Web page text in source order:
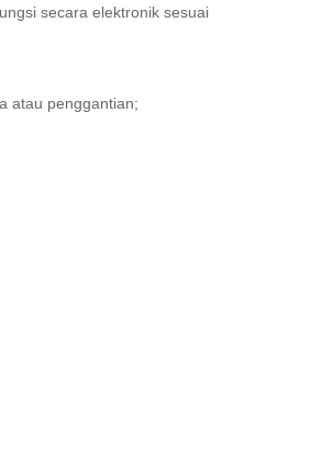
secara elektronik sesuai
atau penggantian;